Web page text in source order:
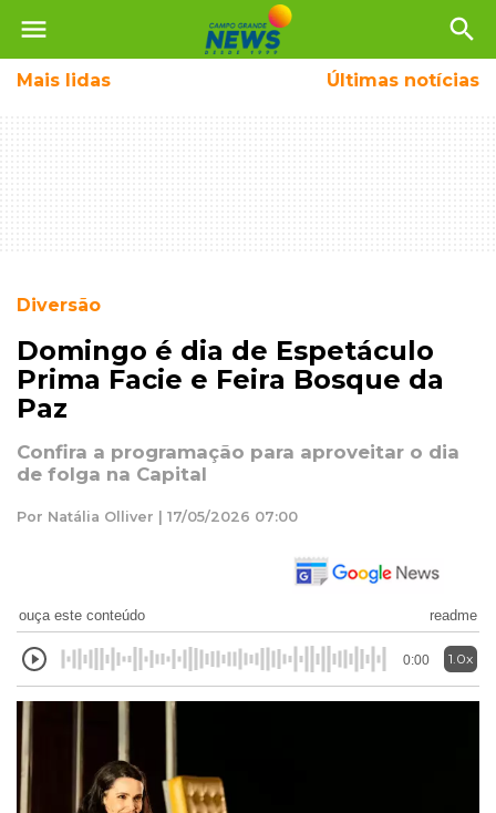
menu search
Mais lidas Últimas notícias
Diversão
Domingo é dia de Espetáculo
Prima Facie e Feira Bosque da
Paz
Confira a programação para aproveitar o dia
de folga na Capital
Por Natália Olliver | 17/05/2026 07:00
ouça este conteúdo readme
0:00 1.0x